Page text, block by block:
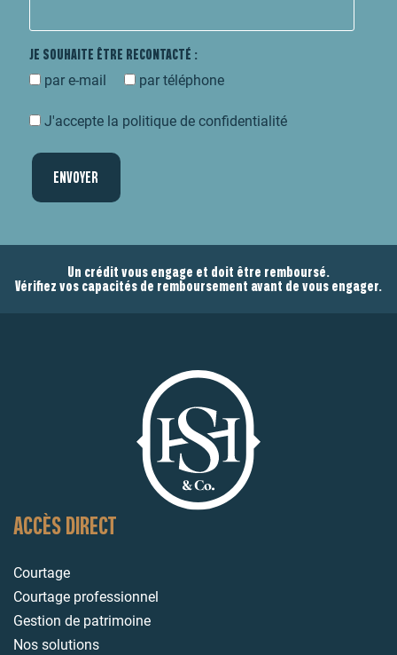
JE SOUHAITE ÊTRE RECONTACTÉ :
par e-mail
par téléphone
J'accepte la politique de confidentialité
Un crédit vous engage et doit être remboursé.
Vérifiez vos capacités de remboursement avant de vous engager.
ACCÈS DIRECT
Courtage
Courtage professionnel
Gestion de patrimoine
Nos solutions